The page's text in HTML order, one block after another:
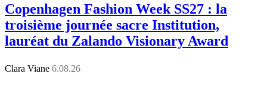
Copenhagen Fashion Week SS27 : la
troisième journée sacre Institution,
lauréat du Zalando Visionary Award
Clara Viane 6.08.26